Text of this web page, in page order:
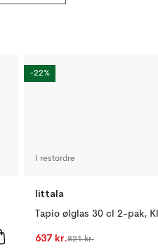
I restordre
Iittala
Tapio ølglas 30 cl 2-pak,
637 kr.821 kr.
-22%